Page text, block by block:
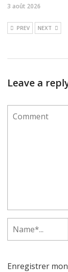
3 août 2026
PREV NEXT
Leave a
Enregistrer